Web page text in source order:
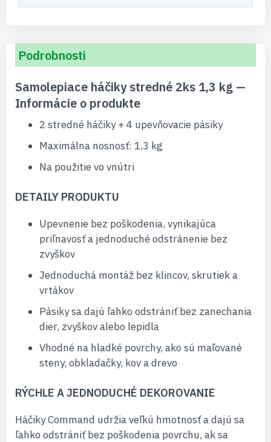
Podrobnosti
Samolepiace háčiky stredné 2ks 1,3 kg —
Informácie o produkte
2 stredné háčiky + 4 upevňovacie pásiky
Maximálna nosnosť: 1,3 kg
Na použitie vo vnútri
DETAILY PRODUKTU
Upevnenie bez poškodenia, vynikajúca
priľnavosť a jednoduché odstránenie bez
zvyškov
Jednoduchá montáž bez klincov, skrutiek a
vrtákov
Pásiky sa dajú ľahko odstrániť bez zanechania
dier, zvyškov alebo lepidla
Vhodné na hladké povrchy, ako sú maľované
steny, obkladačky, kov a drevo
RÝCHLE A JEDNODUCHÉ DEKOROVANIE
Háčiky Command udržia veľkú hmotnosť a dajú sa
ľahko odstrániť bez poškodenia povrchu, ak sa